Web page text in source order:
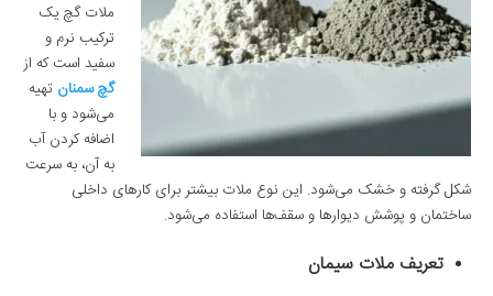
ملات گچ یک
ترکیب نرم و
سفید است که از
گچ سمنان تهیه
می‌شود و با
اضافه کردن آب
به آن، به سرعت
شکل گرفته و خشک می‌شود. این نوع ملات بیشتر برای کارهای داخلی
ساختمان و پوشش دیوارها و سقف‌ها استفاده می‌شود.
تعریف ملات سیمان